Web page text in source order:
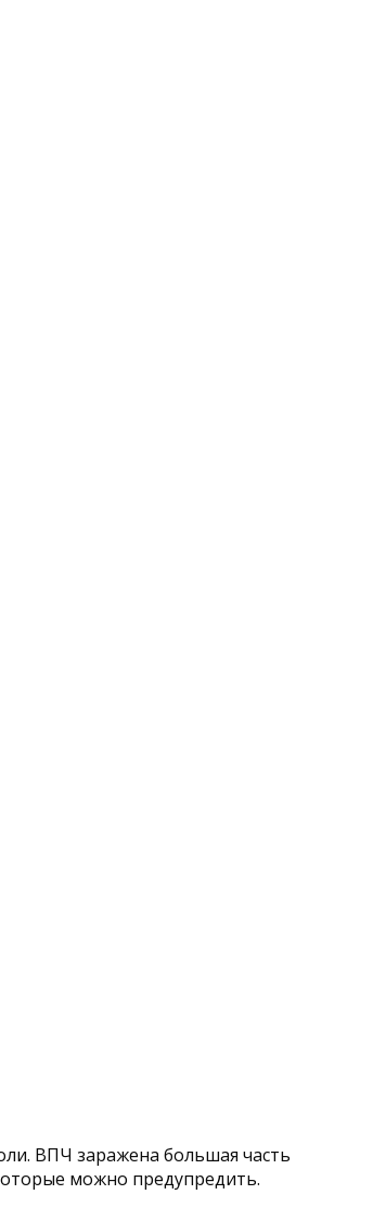
ВПЧ заражена большая часть
можно предупредить.